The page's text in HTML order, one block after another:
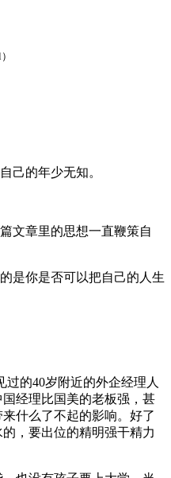
）
己的年少无知。
文章里的思想一直鞭策自
是你是否可以把自己的人生
的40岁附近的外企经理人
经理比国美的老板强，甚
什么了不起的影响。好了
，要出位的精明强干精力